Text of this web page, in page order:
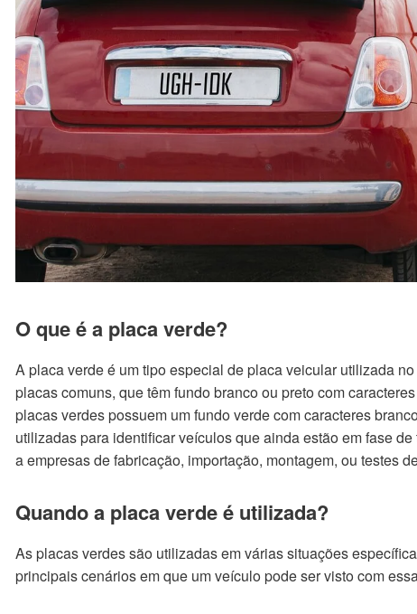
O que é a placa verde?
A placa verde é um tipo especial de placa veicular utilizada
placas comuns, que têm fundo branco ou preto com
placas verdes possuem um fundo verde com caracteres
utilizadas para identificar veículos que ainda estão em fase
a empresas de fabricação, importação, montagem, ou testes
Quando a placa verde é utilizada?
As placas verdes são utilizadas em várias situações
principais cenários em que um veículo pode ser visto com